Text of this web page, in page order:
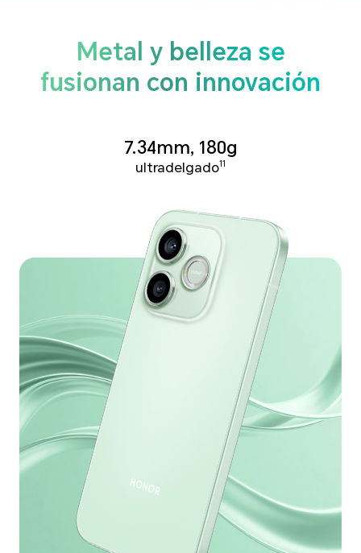
Metal y belleza se
fusionan con innovación
7.34mm, 180g
ultradelgado11